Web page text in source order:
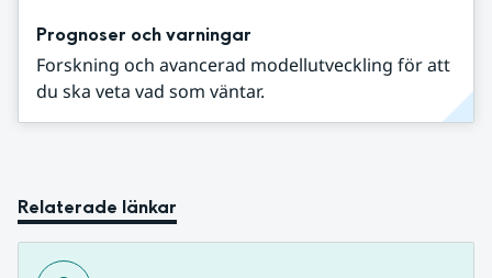
Prognoser och varningar
Forskning och avancerad modellutveckling för att
du ska veta vad som väntar.
Relaterade länkar